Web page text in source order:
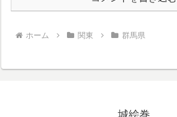
ホーム 関東 群馬県
城絵巻